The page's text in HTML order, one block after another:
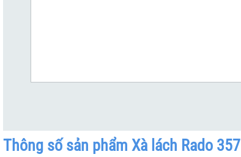
Thông số sản phẩm Xà lách Rado 357